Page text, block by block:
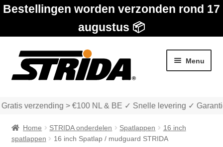
Bestellingen worden verzonden rond 17
augustus 📦
Ga
door
naar
Ga
naar
de
Menu
verzending > €100 NL & BE ✓ Snelle levering ✓
Home STRIDA onderdelen Spatlappen
16 inch
spatlappen
16 inch Spatlap / mudguard STRIDA